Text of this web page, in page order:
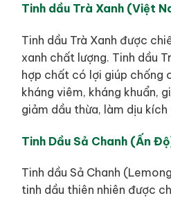
Tinh dầu Trà Xanh (Việt
Tinh dầu Trà Xanh được
xanh chất lượng. Tinh dầu
hợp chất có lợi giúp chống
kháng viêm, kháng khuẩn,
giảm dầu thừa, làm dịu kích
Tinh Dầu Sả Chanh (Ấn
Tinh dầu Sả Chanh
tinh dầu thiên nhiên được